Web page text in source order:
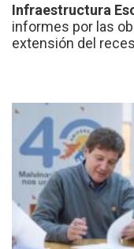
Infraestructura
informes por las
extensión del